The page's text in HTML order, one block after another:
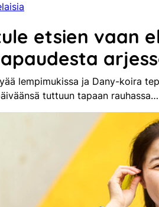
etsien vaan
lempimukissa ja Dany-koira
tuttuun tapaan rauhassa…